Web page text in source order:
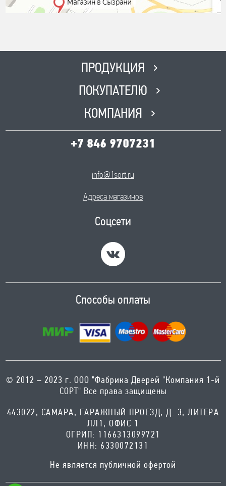
ПРОДУКЦИЯ
ПОКУПАТЕЛЮ
КОМПАНИЯ
+7 846 9707231
info@1sort.ru
Адреса магазинов
Соцсети
Способы оплаты
© 2012 – 2023 г. ООО "Фабрика Дверей "Компания 1-й
СОРТ" Все права защищены
443022, САМАРА, ГАРАЖНЫЙ ПРОЕЗД, Д. 3, ЛИТЕРА
ЛЛ1, ОФИС 1
ОГРИП: 1166313099721
ИНН: 6330072131
Не является публичной офертой